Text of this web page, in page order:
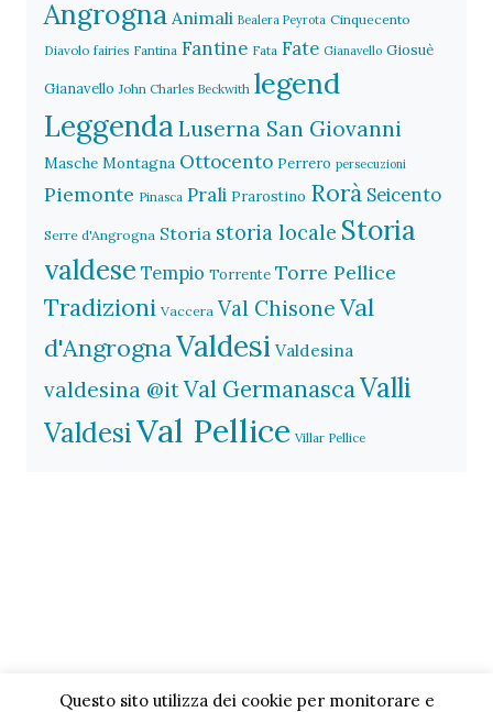
Angrogna Animali Bealera Peyrota Cinquecento
Diavolo fairies Fantina Fantine Fata Fate Gianavello Giosuè
Gianavello John Charles Beckwith legend
Leggenda Luserna San Giovanni
Masche Montagna Ottocento Perrero persecuzioni
Piemonte Pinasca Prali Prarostino Rorà Seicento
Serre d'Angrogna Storia storia locale Storia
valdese Tempio Torrente Torre Pellice
Tradizioni Vaccera Val Chisone Val
d'AngrognaValdesi Valdesina
valdesina @itVal GermanascaValli
ValdesiVal Pellice Villar Pellice
Questo sito utilizza dei cookie per monitorare e